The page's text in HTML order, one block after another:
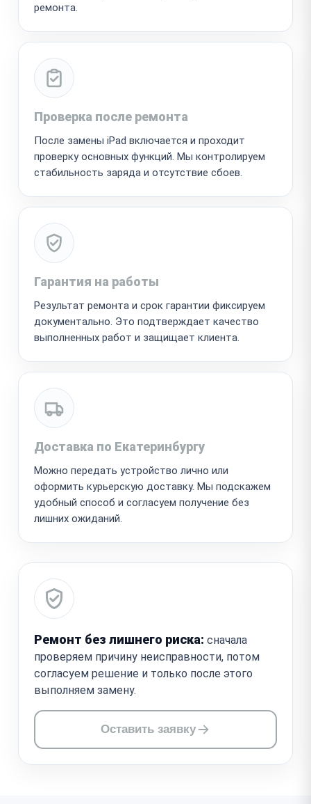
ремонта.
Проверка после ремонта
После замены iPad включается и проходит
проверку основных функций. Мы контролируем
стабильность заряда и отсутствие сбоев.
Гарантия на работы
Результат ремонта и срок гарантии фиксируем
документально. Это подтверждает качество
выполненных работ и защищает клиента.
Доставка по Екатеринбургу
Можно передать устройство лично или
оформить курьерскую доставку. Мы подскажем
удобный способ и согласуем получение без
лишних ожиданий.
Ремонт без лишнего риска: сначала
проверяем причину неисправности, потом
согласуем решение и только после этого
выполняем замену.
Оставить заявку